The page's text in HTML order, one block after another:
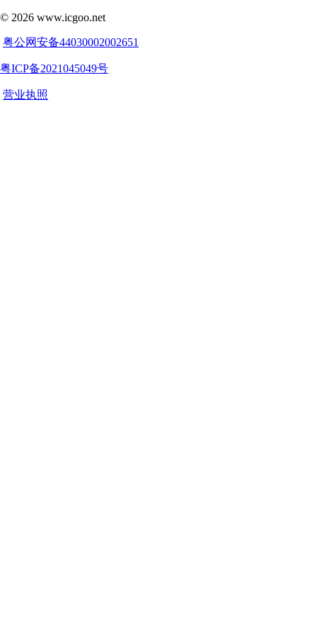
© 2026 www.icgoo.net
粤公网安备44030002002651
粤ICP备2021045049号
营业执照